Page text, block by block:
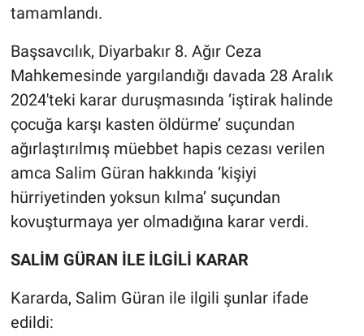
tamamlandı.
Başsavcılık, Diyarbakır 8. Ağır Ceza
Mahkemesinde yargılandığı davada 28 Aralık
2024'teki karar duruşmasında ‘iştirak halinde
çocuğa karşı kasten öldürme’ suçundan
ağırlaştırılmış müebbet hapis cezası verilen
amca Salim Güran hakkında ‘kişiyi
hürriyetinden yoksun kılma’ suçundan
kovuşturmaya yer olmadığına karar verdi.
SALİM GÜRAN İLE İLGİLİ KARAR
Kararda, Salim Güran ile ilgili şunlar ifade
edildi:
Kimdir
Koronavirüs
Kültür Sanat
Ne demişti
Nedir
Popüler
Programlar
Sağlık